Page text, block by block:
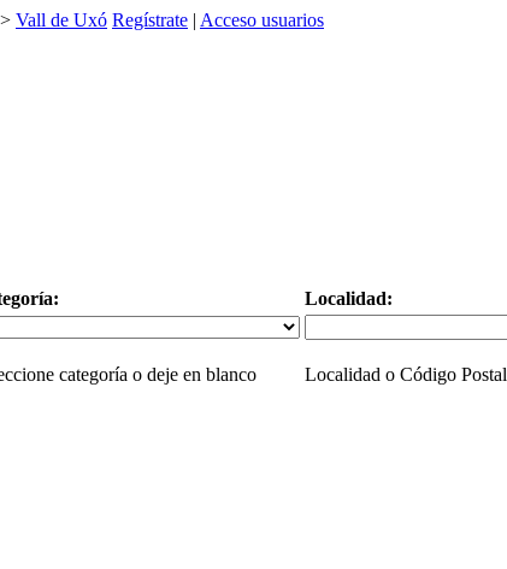
> Vall de Uxó Regístrate | Acceso usuarios
Localidad:
categoría o deje en blanco Localidad o Código Postal